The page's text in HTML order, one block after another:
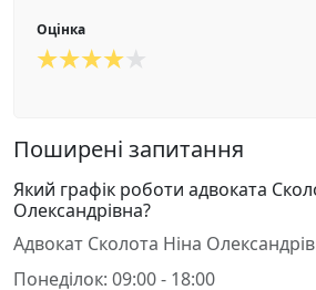
Оцінка
Поширені запитання
Який графік роботи адвоката
Олександрівна?
Адвокат Сколота Ніна
Понеділок: 09:00 - 18:00